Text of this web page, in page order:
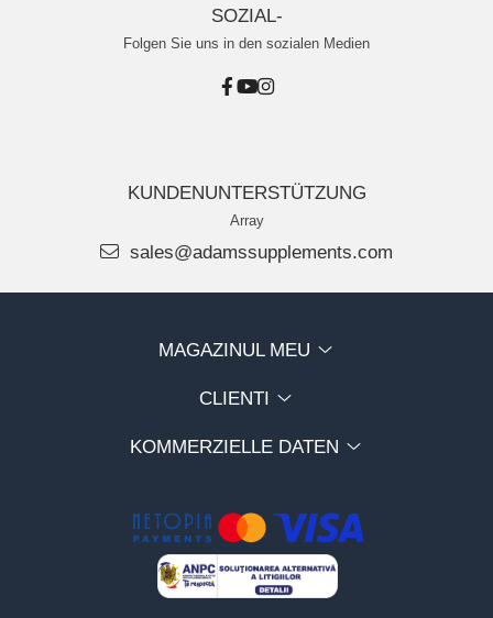
SOZIAL-
Folgen Sie uns in den sozialen Medien
KUNDENUNTERSTÜTZUNG
Array
sales@adamssupplements.com
MAGAZINUL MEU
CLIENTI
KOMMERZIELLE DATEN